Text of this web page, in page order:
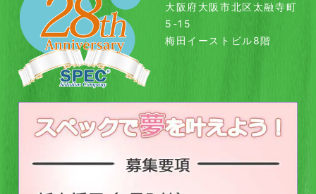
大阪府大阪市北区太融寺町
5-15
梅田イーストビル8階